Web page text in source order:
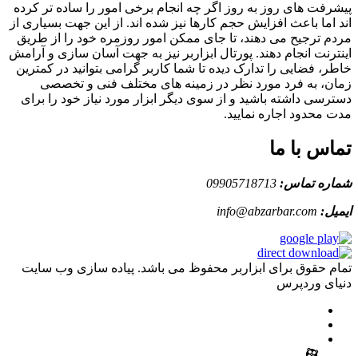
پیشرفت های روز به روز اگر چه انجام برخی امور را ساده تر کرده
اند اما باعث افزایش حجم کارها نیز شده اند. از این جهت بسیاری از
مردم ترجیح می دهند، تا جای ممکن امور روزمره خود را از طریق
اینترنت انجام دهند. پورتال ابزاربر نیز به جهت آسان سازی و آرامش
خاطر، فضایی را تدارک دیده تا شما کاربر گرامی بتوانید در کمترین
زمان، به فرد مورد نظر در زمینه های مختلف فنی و تخصصی
دسترسی داشته باشید و از سوی دیگر ابزار مورد نیاز خود را برای
مدت محدود اجاره نمایید.
تماس با ما
شماره تماس: 09905718713
ایمیل: info@abzarbar.com
تمام حقوق برای ابزاربر محفوظ می باشد. پیاده سازی وب سایت
دنیای وردپرس